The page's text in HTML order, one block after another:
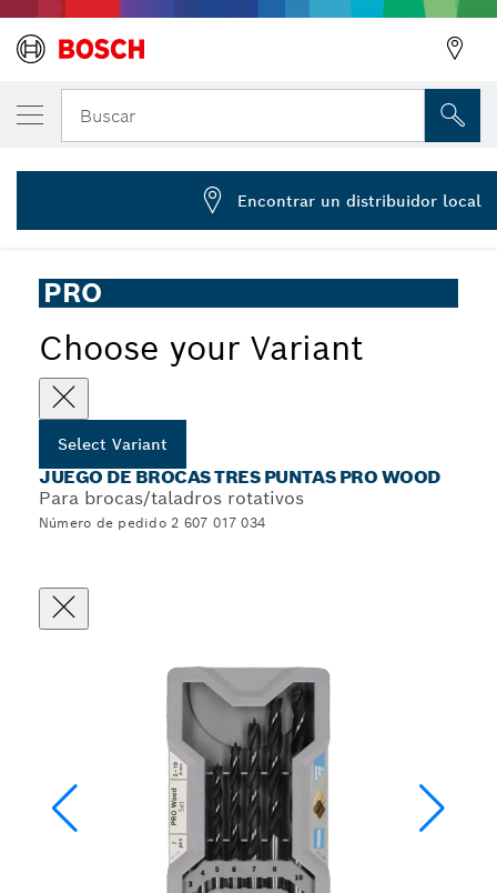
Buscar
... Juego de brocas tres puntas PRO Wood
PRO
Choose your Variant
Select Variant
JUEGO DE BROCAS TRES PUNTAS PRO WOOD
Para brocas/taladros rotativos
Número de pedido 2 607 017 034
Juego de brocas tres puntas PRO Wood, 7
2 607 017 034
Encontrar un distribuidor local